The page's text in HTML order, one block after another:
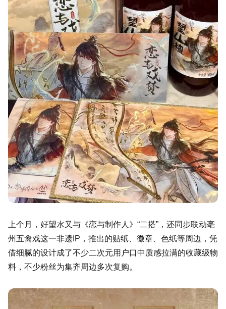
上个月，好望水又与《恋与制作人》“二搭”，还同步联动亳
州五禽戏这一非遗IP，推出的贴纸、徽章、色纸等周边，凭
借细腻的设计成了不少二次元用户口中质感拉满的收藏级物
料，不少粉丝为集齐周边多次复购。